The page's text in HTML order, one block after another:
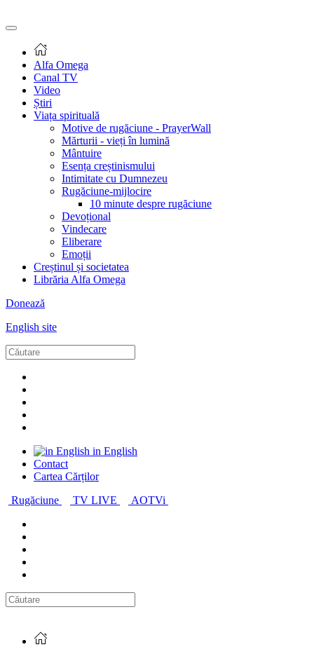
Alfa Omega
Canal TV
Video
Știri
Viața spirituală
Motive de rugăciune - PrayerWall
Mărturii - vieți în lumină
Mântuire
Esența creștinismului
Intimitate cu Dumnezeu
Rugăciune-mijlocire
10 minute despre rugăciune
Devoțional
Vindecare
Eliberare
Emoții
Creștinul și societatea
Librăria Alfa Omega
Donează
English site
in English
Contact
Cartea Cărților
Rugăciune
TV LIVE AOTVi